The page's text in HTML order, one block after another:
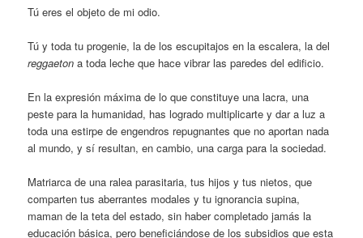
Tú eres el objeto de mi odio.
Tú y toda tu progenie, la de los escupitajos en la escalera, la del
reggaeton a toda leche que hace vibrar las paredes del edificio.
En la expresión máxima de lo que constituye una lacra, una
peste para la humanidad, has logrado multiplicarte y dar a luz a
toda una estirpe de engendros repugnantes que no aportan nada
al mundo, y sí resultan, en cambio, una carga para la sociedad.
Matriarca de una ralea parasitaria, tus hijos y tus nietos, que
comparten tus aberrantes modales y tu ignorancia supina,
maman de la teta del estado, sin haber completado jamás la
educación básica, pero beneficiándose de los subsidios que esta